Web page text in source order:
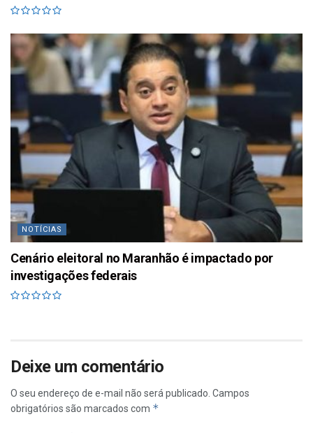
NOTÍCIAS
Cenário eleitoral no Maranhão é impactado por
investigações federais
Deixe um comentário
O seu endereço de e-mail não será publicado. Campos
obrigatórios são marcados com *